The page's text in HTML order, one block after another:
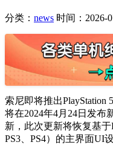
分类： news 时间：2026-
索尼即将推出
将在2024年4月24日发布
新，此次更新将恢复基于
PS3、PS4）的主界面UI